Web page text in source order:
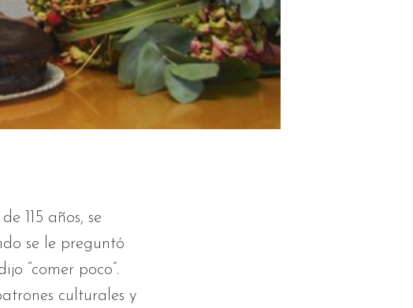
115 años, se
se le preguntó
“comer poco”.
culturales y